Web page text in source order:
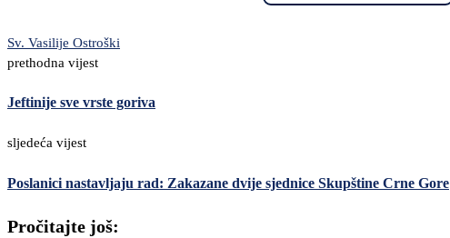
Sv. Vasilije Ostroški
prethodna vijest
Jeftinije sve vrste goriva
sljedeća vijest
Poslanici nastavljaju rad: Zakazane dvije sjednice Skupštine Crne Gore
Pročitajte još: